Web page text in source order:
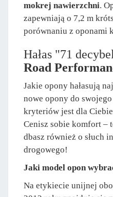
mokrej nawierzchni.
zapewniają o 7,2 m
porównaniu z oponami
Hałas "71
Road
Jakie opony hałasują
nowe opony do
kryteriów jest dla
Cenisz sobie komfort –
dbasz również o słuch
drogowego!
Jaki model opon
Na etykiecie unijnej